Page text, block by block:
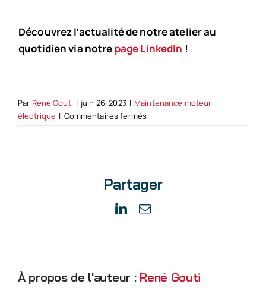
Découvrez l’actualité de notre atelier au
quotidien via notre page LinkedIn !
Par René Gouti | juin 26, 2023 | Maintenance moteur
électrique | Commentaires ferméssur
1100kg
à
l’atelier
Partager
LinkedIn
Email
À propos de l'auteur : René Gouti